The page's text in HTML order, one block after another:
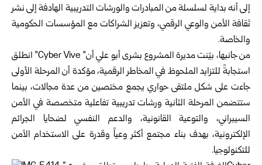
إلى أنه بداية لسلسلة من المبادرات والورشات ‏التدريبية الهادفة إلى نشر
ثقافة الأمن والوعي الرقمي، وتعزيز الشراكات مع المؤسسات ‏الحكومية
والخاصة. ‏
من جانبها، بيّنت مديرة المشروع بشرى أبو علي أن” ‏Cyber Vive‏” انطلق
استجابةً ‏للتزايد الملحوظ في المخاطر الرقمية، مؤكدة أن المرحلة الأولى
جاءت على شكل ملتقى ‏حواري يجمع مختصين من عدة مجالات، بينما
ستتضمن المرحلة الثانية ورشات تدريبية ‏تفاعلية متخصصة في الأمن
السيبراني، والتوعية القانونية، والدعم النفسي لضحايا ‏الجرائم
الإلكترونية، بهدف بناء مجتمع أكثر وعياً وقدرة على الاستخدام الآمن
‏للتكنولوجيا.‏